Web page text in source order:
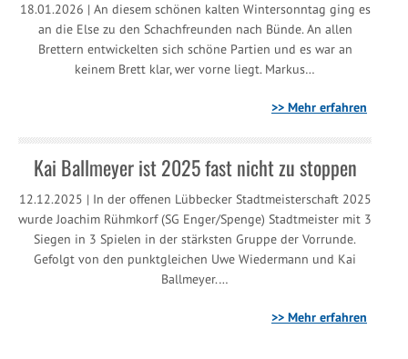
18.01.2026 | An diesem schönen kalten Wintersonntag ging es
an die Else zu den Schachfreunden nach Bünde. An allen
Brettern entwickelten sich schöne Partien und es war an
keinem Brett klar, wer vorne liegt. Markus…
>> Mehr erfahren
Kai Ballmeyer ist 2025 fast nicht zu stoppen
12.12.2025 | In der offenen Lübbecker Stadtmeisterschaft 2025
wurde Joachim Rühmkorf (SG Enger/Spenge) Stadtmeister mit 3
Siegen in 3 Spielen in der stärksten Gruppe der Vorrunde.
Gefolgt von den punktgleichen Uwe Wiedermann und Kai
Ballmeyer.…
>> Mehr erfahren